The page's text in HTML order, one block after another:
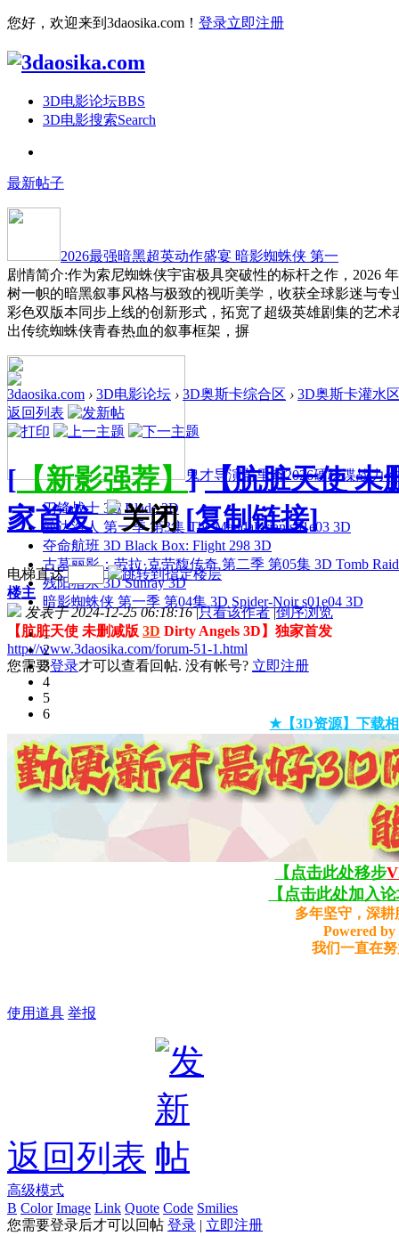
您好，欢迎来到3daosika.com！ 登录立即注册
3D电影论坛BBS
3D电影搜索Search
最新帖子
2026最强暗黑超英动作盛宴 暗影蜘蛛侠 第一
剧情简介:作为索尼蜘蛛侠宇宙极具突破性的标杆之作，2026
树一帜的暗黑叙事风格与极致的视听美学，收获全球影迷与
彩色双版本同步上线的创新形式，拓宽了超级英雄剧集的艺
出传统蜘蛛侠青春热血的叙事框架，摒
鬼才导演盖里奇2026硬核谍战力
刀锋战士 3D Blade 3D
曼达洛人 第一季 第3集 The Mandalorian s01e03 3D
夺命航班 3D Black Box: Flight 298 3D
古墓丽影：劳拉·克劳馥传奇 第二季 第05集 3D Tomb
残阳猎杀 3D Sunray 3D
暗影蜘蛛侠 第一季 第04集 3D Spider-Noir s01e04 3D
1
2
3
4
5
6
3daosika.com › 3D电影论坛 › 3D奥斯卡综合区 › 3D奥斯卡灌水
返回列表
[【新影强荐】] 【肮脏天使 未
家首发
[复制链接]
电梯直达
楼主
发表于 2024-12-25 06:18:16 |只看该作者 |倒序浏览
【肮脏天使 未删减版 3D Dirty Angels 3D】独家首发
http://www.3daosika.com/forum-51-1.html
您需要登录才可以查看回帖. 没有帐号? 立即注册
★【3D资源】下载
【点击此处移步
【点击此处加入
多年坚守，深
Powered by
我们一直在
使用道具 举报
返回列表
高级模式
B Color Image Link Quote Code Smilies
您需要登录后才可以回帖 登录 | 立即注册